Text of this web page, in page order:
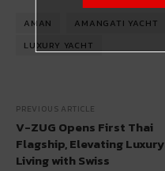
AMAN AMANGATI YACHT
LUXURY YACHT
PREVIOUS ARTICLE
V-ZUG Opens First Thai
Flagship, Elevating Luxury
Living with Swiss